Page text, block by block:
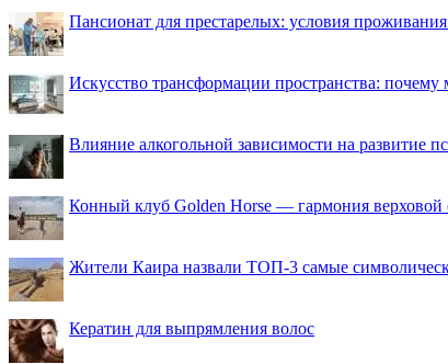
Пансионат для престарелых: условия
Искусство трансформации пространства:
Влияние алкогольной зависимости на развитие
Конный клуб Golden Horse — гармония верховой
Жители Каира назвали ТОП-3 самые
Кератин для выпрямления волос